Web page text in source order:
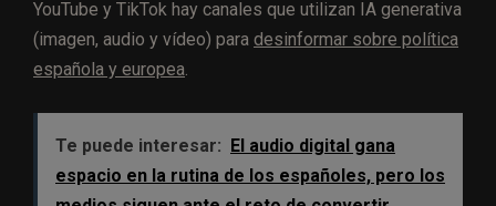
YouTube y TikTok hay canales que utilizan IA generativa
(imagen, audio y vídeo) para desinformar sobre política
española y europea
Te puede interesar: El audio digital gana
espacio en la rutina de los españoles, pero los